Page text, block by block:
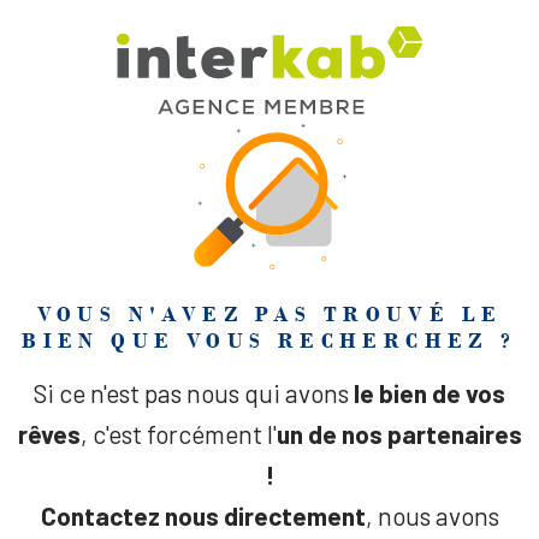
VOUS N'AVEZ PAS TROUVÉ LE
BIEN QUE VOUS RECHERCHEZ ?
Si ce n'est pas nous qui avons le bien de vos
rêves, c'est forcément l'un de nos partenaires
!
Contactez nous directement, nous avons